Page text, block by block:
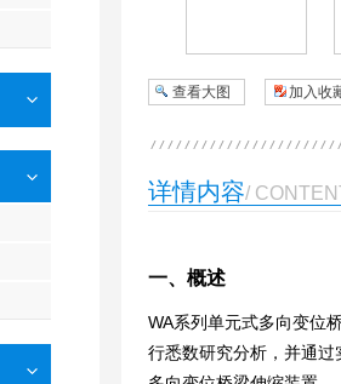
查看大图 加入收
详情内容/
一、概述
WA系列单元式多向变位桥
行悉数研究分析，并通